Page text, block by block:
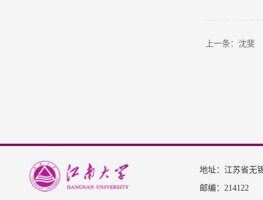
上一条：沈斐
地址：江苏省无
邮编：214122